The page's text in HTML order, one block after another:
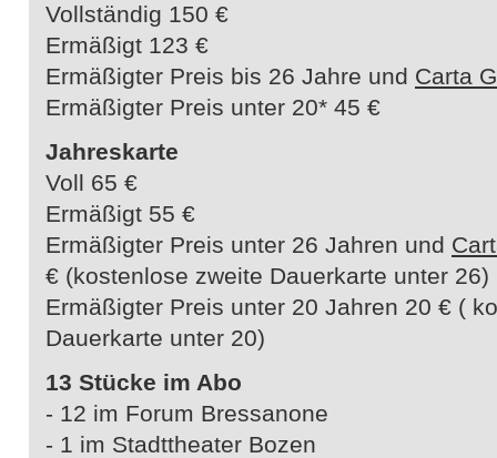
Vollständig 150 €
Ermäßigt 123 €
Ermäßigter Preis bis 26 Jahre und Carta
Ermäßigter Preis unter 20* 45 €
Jahreskarte
Voll 65 €
Ermäßigt 55 €
Ermäßigter Preis unter 26 Jahren und
€ (kostenlose zweite Dauerkarte unter 26)
Ermäßigter Preis unter 20 Jahren 20 € (
Dauerkarte unter 20)
13 Stücke im Abo
- 12 im Forum Bressanone
- 1 im Stadttheater Bozen